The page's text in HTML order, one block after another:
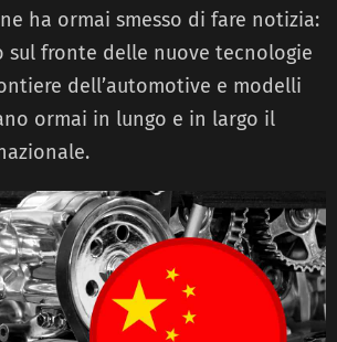
ha ormai smesso di fare notizia:
sul fronte delle nuove tecnologie
dell’automotive e modelli
ormai in lungo e in largo il